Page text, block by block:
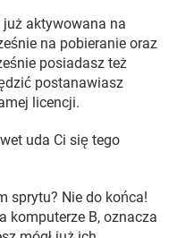
już aktywowana na
na pobieranie oraz
posiadasz też
postanawiasz
licencji.
uda Ci się tego
sprytu? Nie do końca!
komputerze B, oznacza